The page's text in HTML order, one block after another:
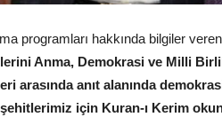
programları hakkında bilgiler
Anma, Demokrasi ve Milli
arasında anıt alanında
için Kuran-ı Kerim